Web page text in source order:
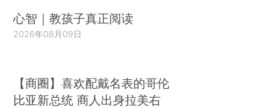
心智｜教孩子真正阅读
2026年08月09日
【商圈】喜欢配戴名表的哥伦
比亚新总统 商人出身拉美右